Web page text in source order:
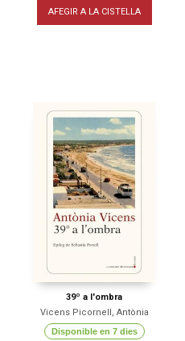
AFEGIR A LA CISTELLA
39º a l'ombra
Vicens Picornell, Antònia
Disponible en 7 dies